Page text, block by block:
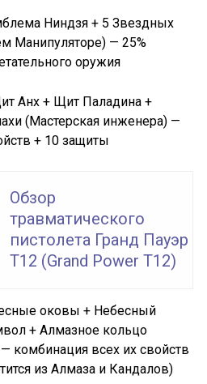
Ниндзя + 5 Звездных
Манипуляторе) — 25%
оружия
Анх + Щит Паладина +
(Мастерская инженера) —
+ 10 защиты
Обзор
травматического
пистолета Гранд Пауэр
Т12 (Grand Power T12)
оковы + Небесный
+ Алмазное кольцо
комбинация всех их свойств
из Алмаза и Кандалов)